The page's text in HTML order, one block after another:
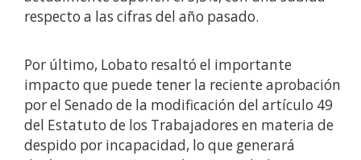
respecto a las cifras del año pasado.
Por último, Lobato resaltó el importante
impacto que puede tener la reciente aprobación
por el Senado de la modificación del artículo 49
del Estatuto de los Trabajadores en materia de
despido por incapacidad, lo que generará